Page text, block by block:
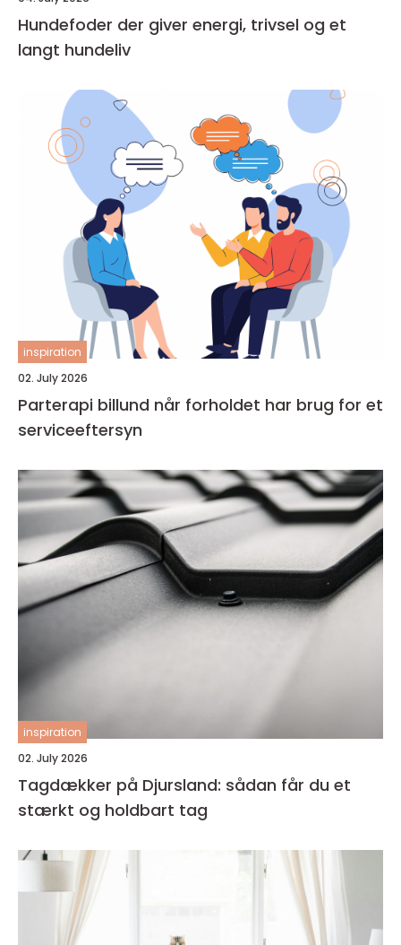
Hundefoder der giver energi, trivsel og et
langt hundeliv
inspiration
02. July 2026
Parterapi billund når forholdet har brug for et
serviceeftersyn
inspiration
02. July 2026
Tagdækker på Djursland: sådan får du et
stærkt og holdbart tag